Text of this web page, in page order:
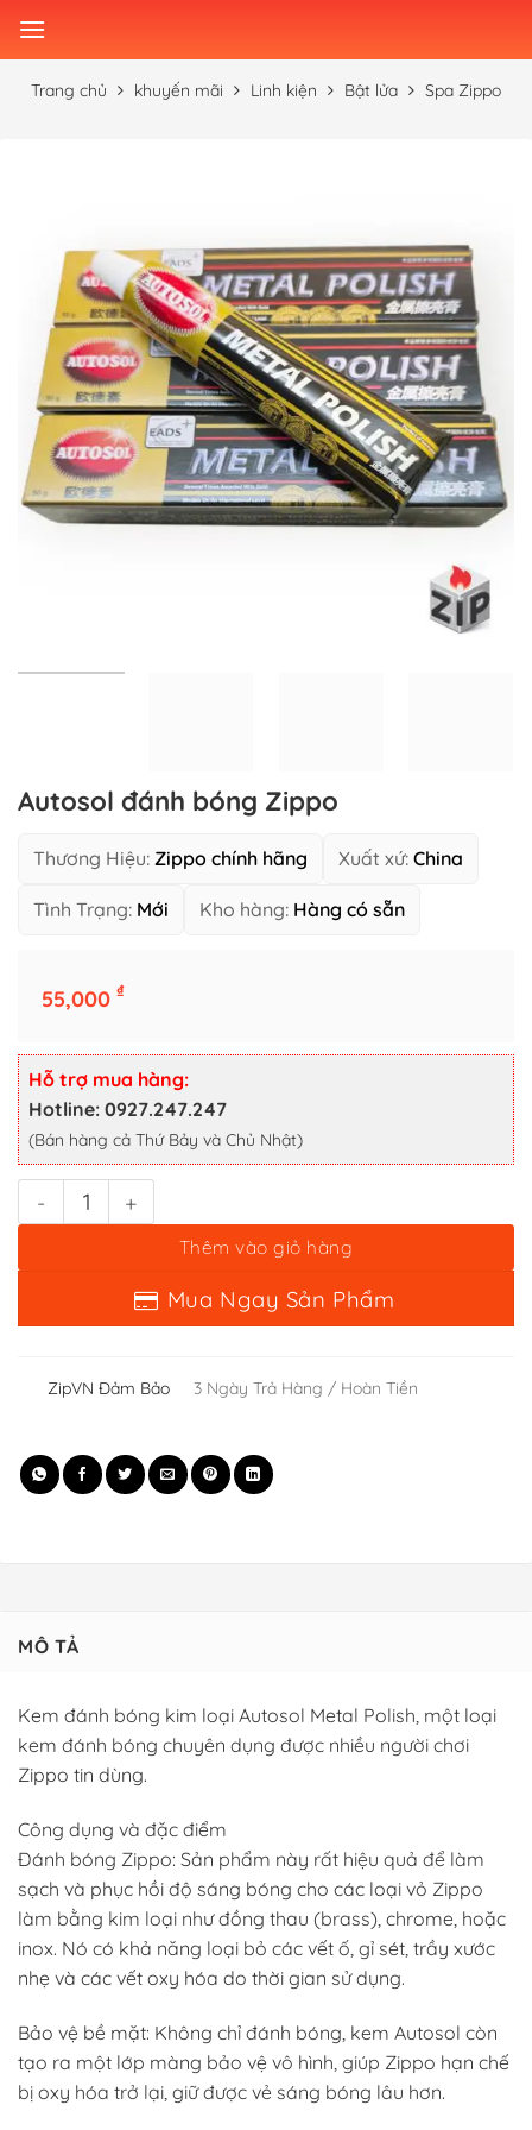
Trang chủ khuyến mãi Linh kiện Bật lửa Spa Zippo
Autosol đánh bóng Zippo
Thương Hiệu: Zippo chính hãng Xuất xứ: China
Tình Trạng: Mới Kho hàng: Hàng có sẵn
55,000 ₫
Hỗ trợ mua hàng:
Hotline: 0927.247.247
(Bán hàng cả Thứ Bảy và Chủ Nhật)
Autosol đánh bóng Zippo số lượng
Mua Ngay Sản Phẩm
ZipVN Đảm Bảo 3 Ngày Trả Hàng / Hoàn Tiền
MÔ TẢ
Kem đánh bóng kim loại Autosol Metal Polish, một loại
kem đánh bóng chuyên dụng được nhiều người chơi
Zippo tin dùng.
Công dụng và đặc điểm
Đánh bóng Zippo: Sản phẩm này rất hiệu quả để làm
sạch và phục hồi độ sáng bóng cho các loại vỏ Zippo
làm bằng kim loại như đồng thau (brass), chrome, hoặc
inox. Nó có khả năng loại bỏ các vết ố, gỉ sét, trầy xước
nhẹ và các vết oxy hóa do thời gian sử dụng.
Bảo vệ bề mặt: Không chỉ đánh bóng, kem Autosol còn
tạo ra một lớp màng bảo vệ vô hình, giúp Zippo hạn chế
bị oxy hóa trở lại, giữ được vẻ sáng bóng lâu hơn.